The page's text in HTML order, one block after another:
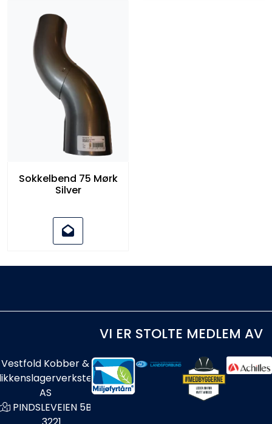
Sokkelbend 75 Mørk
Silver
VI ER STOLTE MEDLEM AV
Vestfold Kobber &
AS
PINDSLEVEIEN 5B